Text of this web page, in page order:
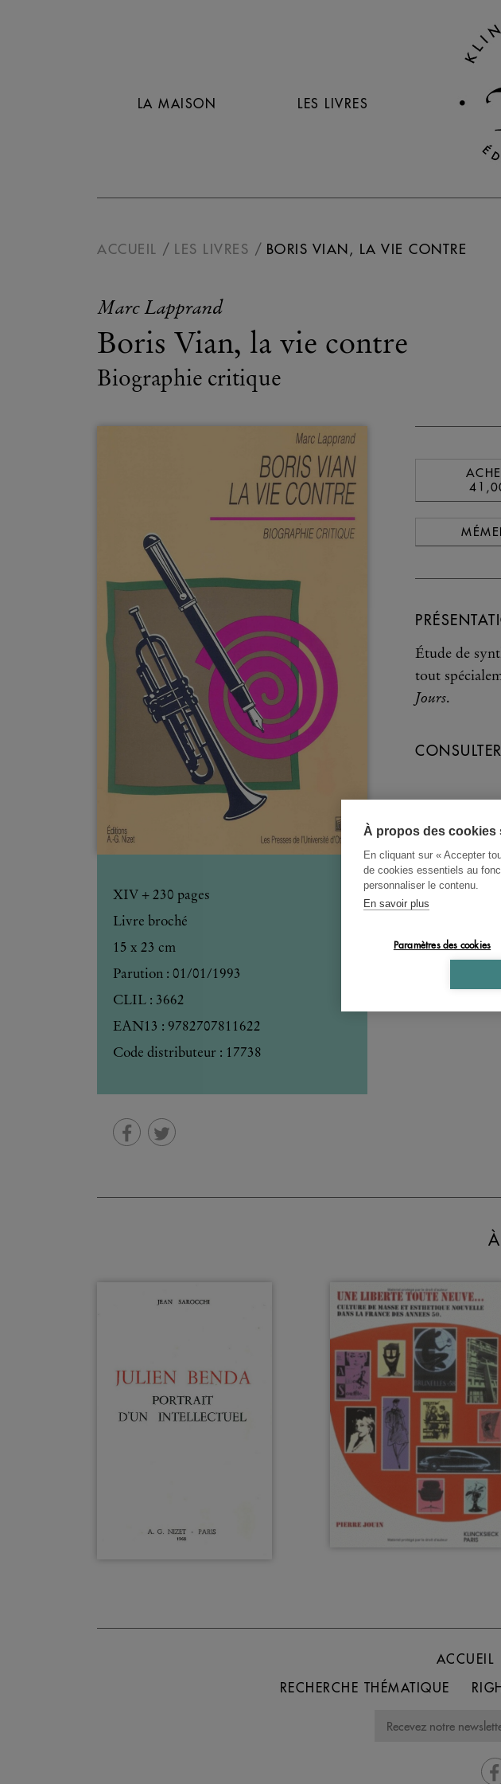
À propos des cookies
En cliquant sur « Accepter
de cookies essentiels au
personnaliser le contenu.
En savoir plus
Paramètres des cookies
LA MAISON LES LIVRES
ACCUEIL LES LIVRES BORIS VIAN, LA VIE CONTRE
Marc Lapprand
Boris Vian, la vie contre
Biographie critique
XIV + 230 pages
Livre broché
15 x 23 cm
Parution : 01/01/1993
CLIL : 3662
EAN13 : 9782707811622
Code distributeur : 17738
Étude de
tout
Jours.
ACCUEIL
RECHERCHE THÉMATIQUE